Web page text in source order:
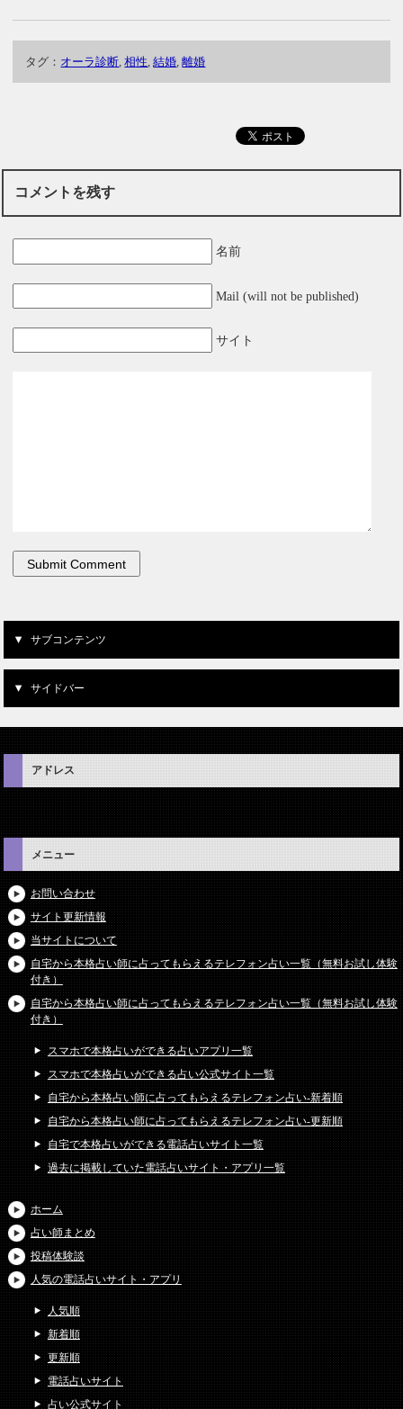
タグ： オーラ診断 ,相性 ,結婚 ,離婚
コメントを残す
名前
Mail (will not be published)
サイト
サブコンテンツ
サイドバー
アドレス
メニュー
お問い合わせ
サイト更新情報
当サイトについて
自宅から本格占い師に占ってもらえるテレフォン占い一覧（無料お試し体験
付き）
自宅から本格占い師に占ってもらえるテレフォン占い一覧（無料お試し体験
付き）
スマホで本格占いができる占いアプリ一覧
スマホで本格占いができる占い公式サイト一覧
自宅から本格占い師に占ってもらえるテレフォン占い-新着順
自宅から本格占い師に占ってもらえるテレフォン占い-更新順
自宅で本格占いができる電話占いサイト一覧
過去に掲載していた電話占いサイト・アプリ一覧
ホーム
占い師まとめ
投稿体験談
人気の電話占いサイト・アプリ
人気順
新着順
更新順
電話占いサイト
占い公式サイト